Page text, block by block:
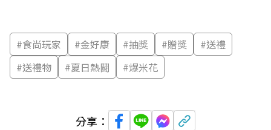
#食尚玩家 #金好康 #抽獎 #贈獎 #送禮
#送禮物 #夏日熱鬪 #爆米花
分享：